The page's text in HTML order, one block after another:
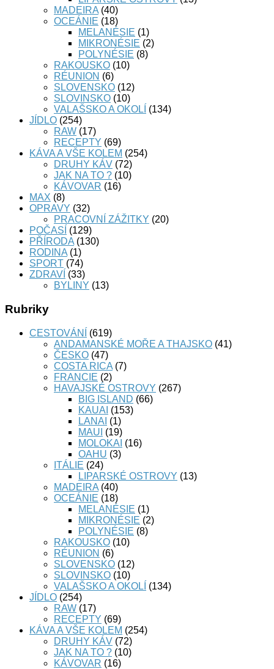
MADEIRA (40)
OCEÁNIE (18)
MELANÉSIE (1)
MIKRONÉSIE (2)
POLYNÉSIE (8)
RAKOUSKO (10)
RÉUNION (6)
SLOVENSKO (12)
SLOVINSKO (10)
VALAŠSKO A OKOLÍ (134)
JÍDLO (254)
RAW (17)
RECEPTY (69)
KÁVA A VŠE KOLEM (254)
DRUHY KÁV (72)
JAK NA TO ? (10)
KÁVOVAR (16)
MAX (8)
OPRAVY (32)
PRACOVNÍ ZÁŽITKY (20)
POČASÍ (129)
PŘÍRODA (130)
RODINA (1)
SPORT (74)
ZDRAVÍ (33)
BYLINY (13)
Rubriky
CESTOVÁNÍ
(619)
ANDAMANSKÉ MOŘE A THAJSKO (41)
ČESKO (47)
COSTA RICA (7)
FRANCIE (2)
HAVAJSKÉ OSTROVY (267)
BIG ISLAND (66)
KAUAI (153)
LANAI (1)
MAUI (19)
MOLOKAI (16)
OAHU (3)
ITÁLIE (24)
LIPARSKÉ OSTROVY (13)
MADEIRA (40)
OCEÁNIE (18)
MELANÉSIE (1)
MIKRONÉSIE (2)
POLYNÉSIE (8)
RAKOUSKO (10)
RÉUNION (6)
SLOVENSKO (12)
SLOVINSKO (10)
VALAŠSKO A OKOLÍ (134)
JÍDLO (254)
RAW (17)
RECEPTY (69)
KÁVA A VŠE KOLEM (254)
DRUHY KÁV (72)
JAK NA TO ? (10)
KÁVOVAR (16)